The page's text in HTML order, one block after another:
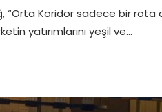
“Orta Koridor sadece bir rota
yatırımlarını yeşil ve…